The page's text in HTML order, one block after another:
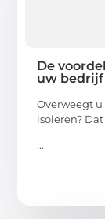
De
uw bedrijf
Overweegt
isoleren?
...